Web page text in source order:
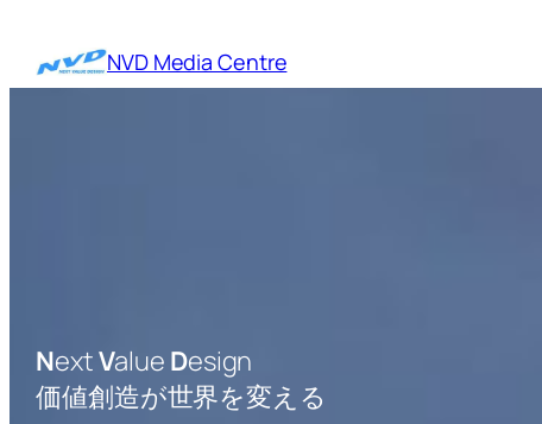
を
NVD Media Centre
NextValue Design
価値創造が世界を変える